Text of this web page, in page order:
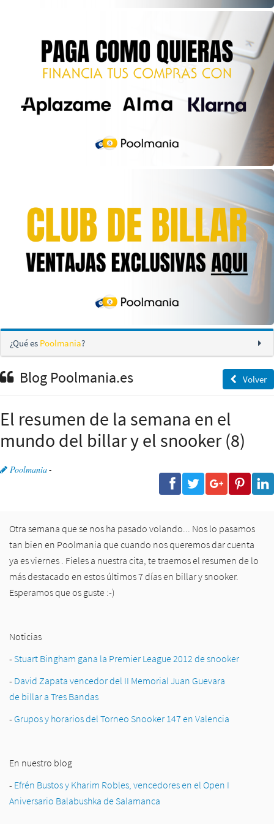
¿Qué es Poolmania?
Blog Poolmania.es Volver
El resumen de la semana en el
mundo del billar y el snooker (8)
Poolmania-
Otra semana que se nos ha pasado volando... Nos lo pasamos
tan bien en Poolmania que cuando nos queremos dar cuenta
ya es viernes . Fieles a nuestra cita, te traemos el resumen de lo
más destacado en estos últimos 7 días en billar y snooker.
Esperamos que os guste :-)
Noticias
- Stuart Bingham gana la Premier League 2012 de snooker
- David Zapata vencedor del II Memorial Juan Guevara
de billar a Tres Bandas
- Grupos y horarios del Torneo Snooker 147 en Valencia
En nuestro blog
- Efrén Bustos y Kharim Robles, vencedores en el Open I
Aniversario Balabushka de Salamanca